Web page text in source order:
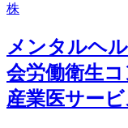
株
メンタルヘ
会労働衛生
産業医サー